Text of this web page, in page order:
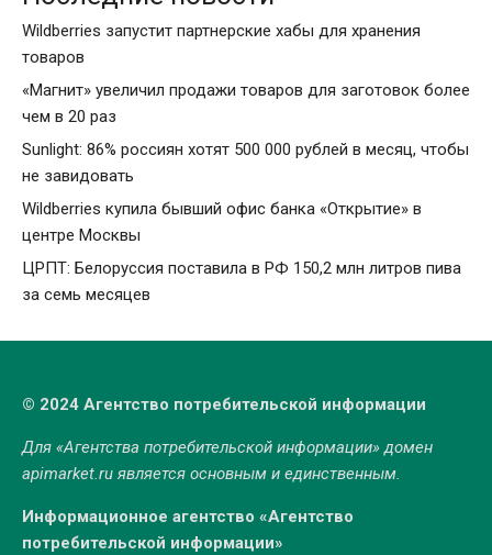
Wildberries запустит партнерские хабы для хранения
товаров
«Магнит» увеличил продажи товаров для заготовок более
чем в 20 раз
Sunlight: 86% россиян хотят 500 000 рублей в месяц, чтобы
не завидовать
Wildberries купила бывший офис банка «Открытие» в
центре Москвы
ЦРПТ: Белоруссия поставила в РФ 150,2 млн литров пива
за семь месяцев
© 2024 Агентство потребительской информации
Для «Агентства потребительской информации» домен
apimarket.ruявляется основным и единственным.
Информационное агентство «Агентство
потребительской информации»